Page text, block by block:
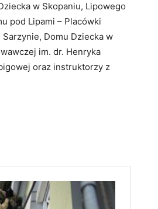
w Skopaniu, Lipowego
pod Lipami – Placówki
Domu Dziecka w
im. dr. Henryka
oraz instruktorzy z